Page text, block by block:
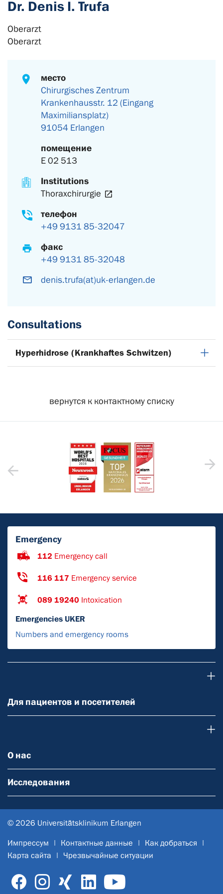
Dr. Denis I. Trufa
Oberarzt
Oberarzt
место
Chirurgisches Zentrum
Krankenhausstr. 12 (Eingang
Maximiliansplatz)
91054 Erlangen
помещение
E 02 513
Institutions
Thoraxchirurgie
телефон
+49 9131 85-32047
факс
+49 9131 85-32048
denis.trufa(at)uk-erlangen.de
Consultations
Hyperhidrose (Krankhaftes Schwitzen)
вернутся к контактному списку
Emergency
112 Emergency call
116 117 Emergency service
089 19240 Intoxication
Emergencies UKER
Numbers and emergency rooms
Для пациентов и посетителей
О нас
Исследования
© 2026 Universitätsklinikum Erlangen
Импрессум
Контактные данные
Как добраться
Карта сайта
Чрезвычайные ситуации